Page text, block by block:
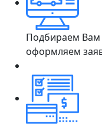
Подбираем Вам
оформляем